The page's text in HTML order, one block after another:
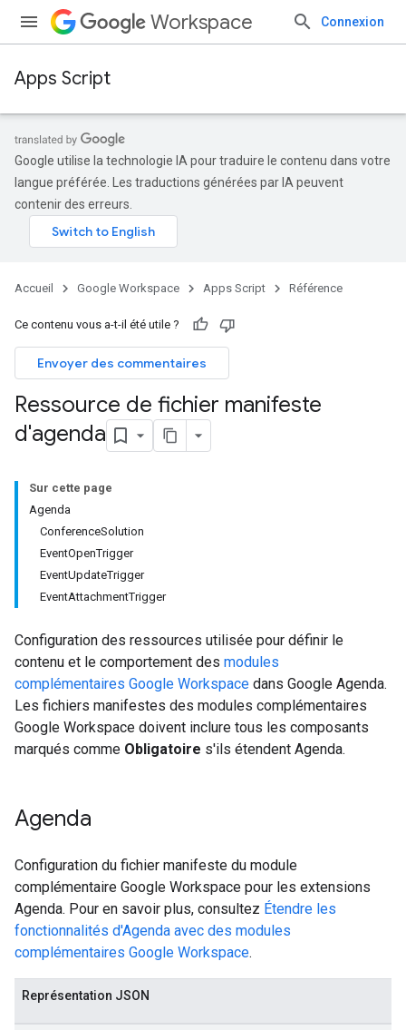
Workspace Connexion
Apps Script
Google utilise la technologie IA pour traduire le contenu dans votre
langue préférée. Les traductions générées par IA peuvent
contenir des erreurs.
Accueil Google Workspace Apps Script Référence
Ce contenu vous a-t-il été utile ?
Envoyer des commentaires
Ressource de fichier manifeste
d'agenda
Sur cette page
Agenda
ConferenceSolution
EventOpenTrigger
EventUpdateTrigger
EventAttachmentTrigger
Configuration des ressources utilisée pour définir le
contenu et le comportement des modules
complémentaires Google Workspace dans Google Agenda.
Les fichiers manifestes des modules complémentaires
Google Workspace doivent inclure tous les composants
marqués comme Obligatoire s'ils étendent Agenda.
Agenda
Configuration du fichier manifeste du module
complémentaire Google Workspace pour les extensions
Agenda. Pour en savoir plus, consultez Étendre les
fonctionnalités d'Agenda avec des modules
complémentaires Google Workspace.
Représentation JSON